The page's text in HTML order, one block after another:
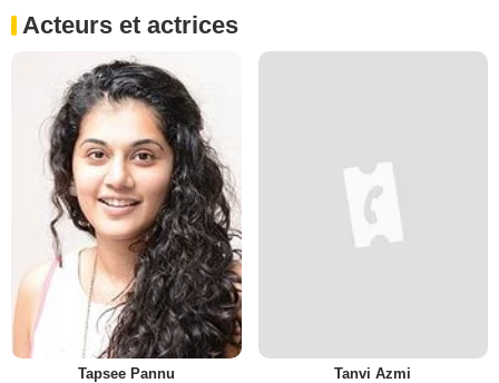
Acteurs et actrices
Tapsee Pannu Tanvi Azmi